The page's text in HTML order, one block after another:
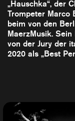
„Hauschka“, der
Trompeter Marco
beim von den
MaerzMusik.
von der Jury der
2020 als „Best